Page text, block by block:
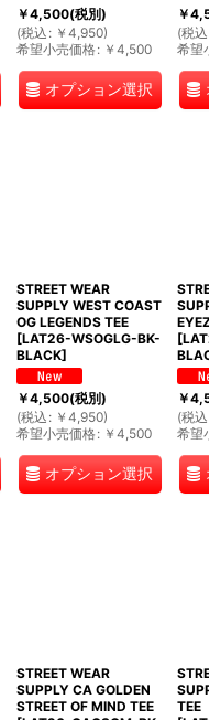
￥4,500(税別)
(税込 : ￥ 4,950)
希望小売価格: ￥ 4,500
オプション選択
￥
(税込
希望
STREET WEAR
SUPPLY WEST COAST
OG LEGENDS TEE
[LAT26-WSOGLG-BK-
BLACK]
￥4,500(税別)
(税込 : ￥ 4,950)
希望小売価格: ￥ 4,500
オプション選択
[
￥
(税込
希望
STREET WEAR
SUPPLY CA GOLDEN
STREET OF MIND TEE
TEE